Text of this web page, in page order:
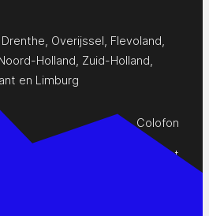
Drenthe, Overijssel, Flevoland,
Holland, Zuid-Holland,
en Limburg
Colofon
Privacy Statement